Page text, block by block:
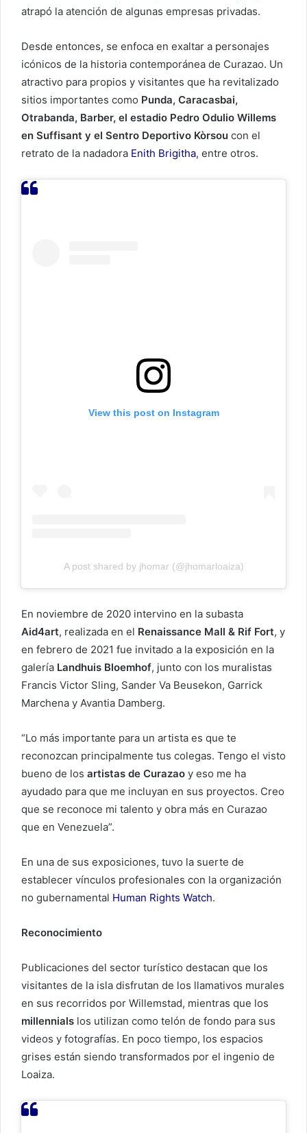
atrapó la atención de algunas empresas privadas.
Desde entonces, se enfoca en exaltar a personajes
icónicos de la historia contemporánea de Curazao. Un
atractivo para propios y visitantes que ha revitalizado
sitios importantes como Punda, Caracasbai,
Otrabanda, Barber, el estadio Pedro Odulio Willems
en Suffisant y el Sentro Deportivo Kòrsou con el
retrato de la nadadora Enith Brigitha, entre otros.
View this post on Instagram
A post shared by jhomar (@jhomarloaiza)
En noviembre de 2020 intervino en la subasta
Aid4art, realizada en el Renaissance Mall & Rif Fort, y
en febrero de 2021 fue invitado a la exposición en la
galería Landhuis Bloemhof, junto con los muralistas
Francis Victor Sling, Sander Va Beusekon, Garrick
Marchena y Avantia Damberg.
“Lo más importante para un artista es que te
reconozcan principalmente tus colegas. Tengo el visto
bueno de los artistas de Curazao y eso me ha
ayudado para que me incluyan en sus proyectos. Creo
que se reconoce mi talento y obra más en Curazao
que en Venezuela”.
En una de sus exposiciones, tuvo la suerte de
establecer vínculos profesionales con la organización
no gubernamental Human Rights Watch.
Reconocimiento
Publicaciones del sector turístico destacan que los
visitantes de la isla disfrutan de los llamativos murales
en sus recorridos por Willemstad, mientras que los
millennials los utilizan como telón de fondo para sus
videos y fotografías. En poco tiempo, los espacios
grises están siendo transformados por el ingenio de
Loaiza.